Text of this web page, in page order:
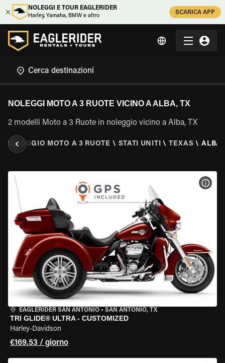
NOLEGGI E TOUR EAGLERIDER
Harley, Yamaha, BMW e altro
SCARICA APP
NOLEGGI MOTO A 3 RUOTE VICINO A ALBA, TX
2 modelli Moto a 3 Ruote in noleggio vicino a Alba, TX
NOLEGGIO MOTO A 3 RUOTE \ STATI UNITI \ TEXAS \ ALBA,
EAGLERIDER SAN ANTONIO • SAN ANTONIO, TX
TRI GLIDE® ULTRA - CUSTOMIZED
Harley-Davidson
€169.53 / giorno